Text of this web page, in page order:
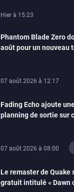
Hier à 15:23
Phantom Blade Zero
août pour un nouveau
07 août 2026 à 12:17
Fading Echo ajoute
planning de sortie sur
07 août 2026 à 08:00
Le remaster de Quake
gratuit intitulé « Dawn